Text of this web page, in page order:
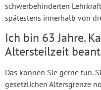
schwerbehinderten
spätestens innerhalb von
Ich bin 63 Jahre.
Altersteilzeit
Das können Sie gerne tun.
gesetzlichen Altersgrenze